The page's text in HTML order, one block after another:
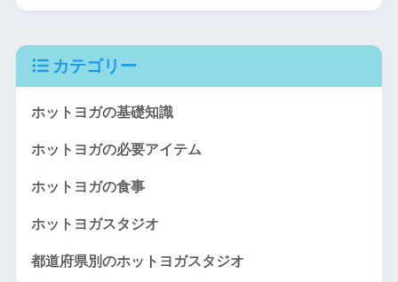
カテゴリー
ホットヨガの基礎知識
ホットヨガの必要アイテム
ホットヨガの食事
ホットヨガスタジオ
都道府県別のホットヨガスタジオ